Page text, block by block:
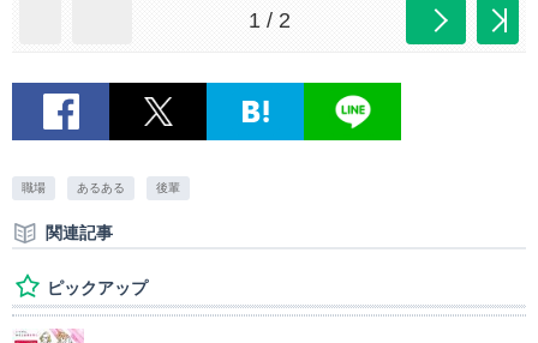
1 / 2
職場 あるある 後輩
関連記事
ピックアップ